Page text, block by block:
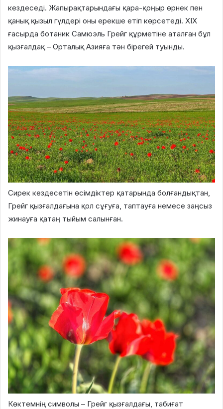
кездеседі. Жапырақтарындағы қара-қоңыр өрнек пен
қанық қызыл гүлдері оны ерекше етіп көрсетеді. XIX
ғасырда ботаник Самюэль Грейг құрметіне аталған бұл
қызғалдақ – Орталық Азияға тән бірегей туынды.
Сирек кездесетін өсімдіктер қатарында болғандықтан,
Грейг қызғалдағына қол сұғуға, таптауға немесе заңсыз
жинауға қатаң тыйым салынған.
Көктемнің символы – Грейг қызғалдағы, табиғат